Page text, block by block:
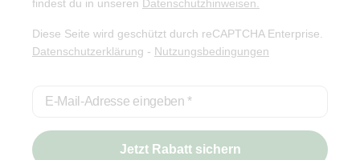
findest du in unseren Datenschutzhinweisen.
Diese Seite wird geschützt durch reCAPTCHA Enterprise.
Datenschutzerklärung - Nutzungsbedingungen
E-Mail-Adresse eingeben *
Jetzt Rabatt sichern